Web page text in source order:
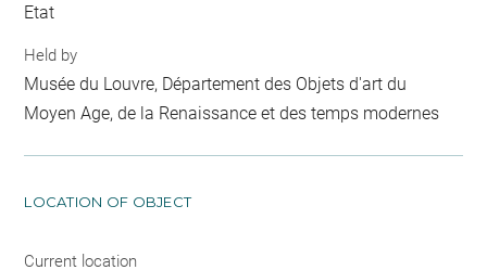
Etat
Held by
Musée du Louvre, Département des Objets d'art du
Moyen Age, de la Renaissance et des temps modernes
LOCATION OF OBJECT
Current location